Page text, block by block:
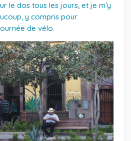
le dos tous les jours, et je m’y
y compris pour
de vélo.